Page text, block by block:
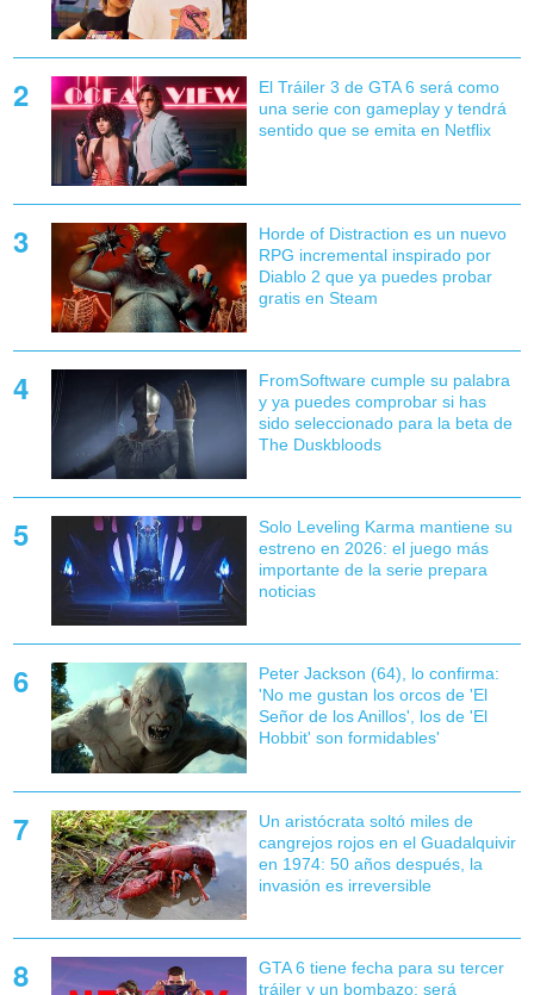
El Tráiler 3 de GTA 6 será como
una serie con gameplay y tendrá
sentido que se emita en Netflix
Horde of Distraction es un nuevo
RPG incremental inspirado por
Diablo 2 que ya puedes probar
gratis en Steam
FromSoftware cumple su palabra
y ya puedes comprobar si has
sido seleccionado para la beta de
The Duskbloods
Solo Leveling Karma mantiene su
estreno en 2026: el juego más
importante de la serie prepara
noticias
Peter Jackson (64), lo confirma:
'No me gustan los orcos de 'El
Señor de los Anillos', los de 'El
Hobbit' son formidables'
Un aristócrata soltó miles de
cangrejos rojos en el Guadalquivir
en 1974: 50 años después, la
invasión es irreversible
GTA 6 tiene fecha para su tercer
tráiler y un bombazo: será